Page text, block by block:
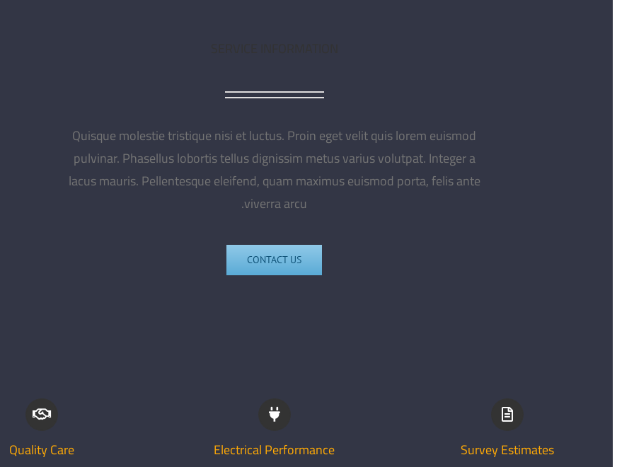
Quisque molestie tristique nisi et luctus. Proin eget velit quis lorem euismod
pulvinar. Phasellus lobortis tellus dignissim metus varius volutpat. Integer a
lacus mauris. Pellentesque eleifend, quam maximus euismod porta, felis ante
viverra arcu.
CONTACT US
Survey Estimates
Electrical Performance
Quality Care